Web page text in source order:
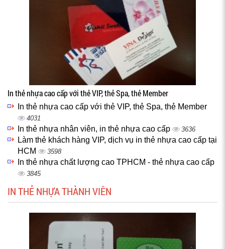
In thẻ nhựa cao cấp với thẻ VIP, thẻ Spa, thẻ Member
In thẻ nhựa cao cấp với thẻ VIP, thẻ Spa, thẻ Member
4031
In thẻ nhựa nhân viên, in thẻ nhựa cao cấp 3636
Làm thẻ khách hàng VIP, dịch vụ in thẻ nhựa cao cấp tại
HCM
3598
In thẻ nhựa chất lượng cao TPHCM - thẻ nhựa cao cấp
3845
IN THẺ NHỰA THÀNH VIÊN